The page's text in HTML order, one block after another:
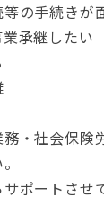
の手続きが
承継したい
・社会保険
ポートさせ